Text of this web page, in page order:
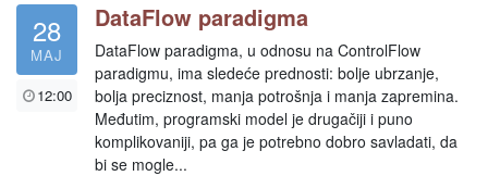
28
MAJ
12:00
DataFlow paradigma
DataFlow paradigma, u odnosu na ControlFlow
paradigmu, ima sledeće prednosti: bolje ubrzanje,
bolja preciznost, manja potrošnja i manja zapremina.
Međutim, programski model je drugačiji i puno
komplikovaniji, pa ga je potrebno dobro savladati, da
bi se mogle...